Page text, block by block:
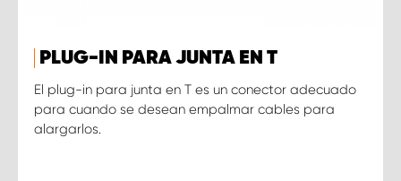
PLUG-IN PARA JUNTA EN T
El plug-in para junta en T es un conector adecuado
para cuando se desean empalmar cables para
alargarlos.